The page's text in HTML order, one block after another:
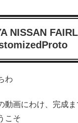
NISSAN
わ
動画にわけ、完成
こそ